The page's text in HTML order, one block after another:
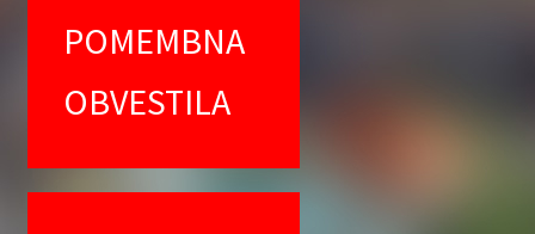
POMEMBNA
OBVESTILA